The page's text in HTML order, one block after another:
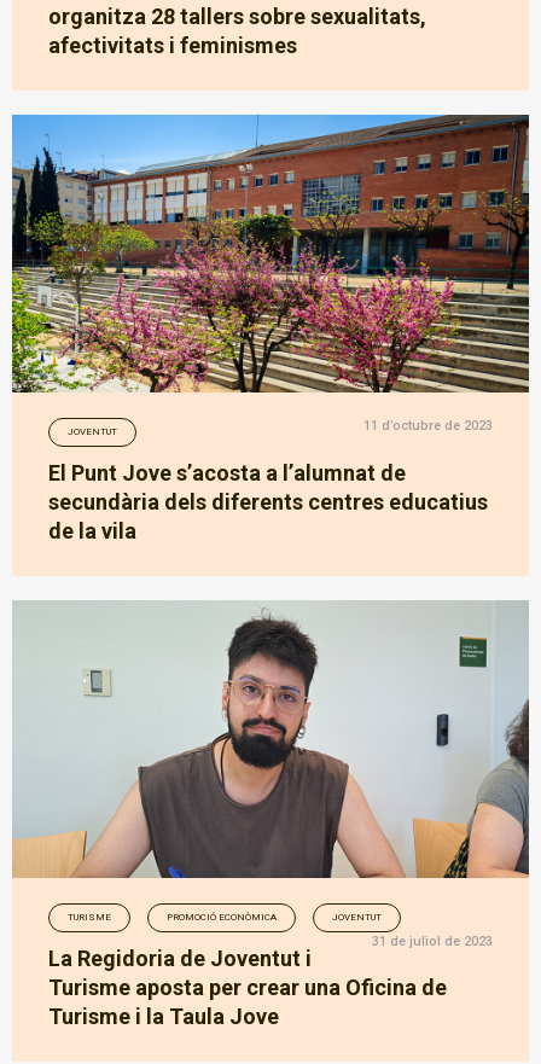
organitza 28 tallers sobre sexualitats,
afectivitats i feminismes
JOVENTUT 11 d’octubre de 2023
El Punt Jove s’acosta a l’alumnat de
secundària dels diferents centres educatius
de la vila
TURISME PROMOCIÓ ECONÒMICA JOVENTUT
31 de juliol de 2023
La Regidoria de Joventut i
Turisme aposta per crear una Oficina de
Turisme i la Taula Jove